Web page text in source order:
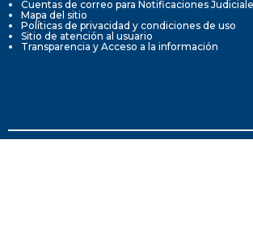
Cuentas de correo para Notificaciones
Mapa del sitio
Políticas de privacidad y condiciones de uso
Sitio de atención al usuario
Transparencia y Acceso a la información